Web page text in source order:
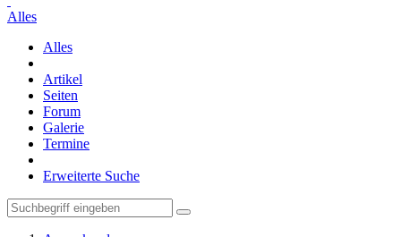
Alles
Alles
Artikel
Seiten
Forum
Galerie
Termine
Erweiterte Suche